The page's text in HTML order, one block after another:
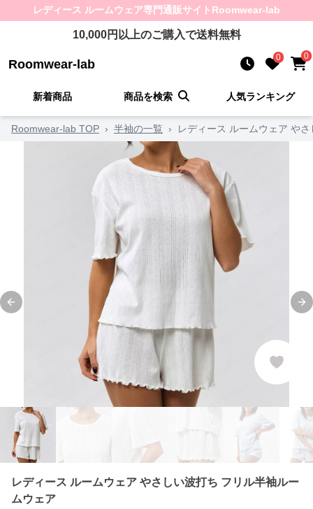
レディース ルームウェア専門通販サイト Roomwear-lab
10,000円以上のご購入で送料無料
Roomwear-lab 0 0
新着商品 商品を検索 人気ランキング
Roomwear-lab TOP › 半袖の一覧 › レディース ルームウェア や
Previous slide
レディース ルームウェア やさしい波打ち フリル半袖ルー
ムウェア